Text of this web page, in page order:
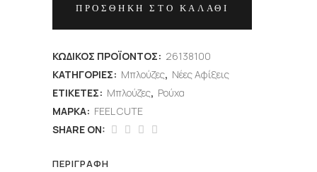
ΠΡΟΣΘΉΚΗ ΣΤΟ ΚΑΛΆΘΙ
ΚΩΔΙΚΌΣ ΠΡΟΪΌΝΤΟΣ: 26138100
ΚΑΤΗΓΟΡΊΕΣ: Μπλούζες, Νέες Αφίξεις
ΕΤΙΚΈΤΕΣ: Μπλούζες, Ρούχα
ΜΆΡΚΑ: FEEL CUTE
SHARE ON:
ΠΕΡΙΓΡΑΦΉ